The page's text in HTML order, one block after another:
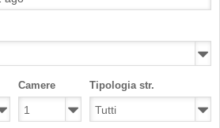
Camere Tipologia str.